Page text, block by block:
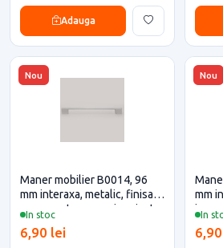
Adauga
Nou
In stoc
Maner mobilier B0014, 96
mm interaxa, metalic, finisaj
crom pentru casa si proiecte
6,90 lei
Nou
In
mm
inox